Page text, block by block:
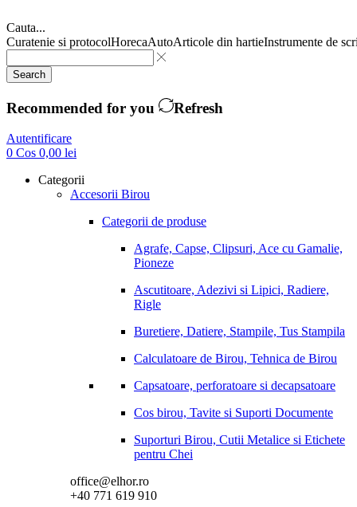
Cauta...
Curatenie si protocolHorecaAutoArticole din hartieInstrumente de
Search
Recommended for you Refresh
Autentificare
0 Cos 0,00 lei
Categorii
Accesorii Birou
Categorii de produse
Agrafe, Capse, Clipsuri, Ace cu Gamalie,
Pioneze
Ascutitoare, Adezivi si Lipici, Radiere,
Rigle
Buretiere, Datiere, Stampile, Tus Stampila
Calculatoare de Birou, Tehnica de Birou
Capsatoare, perforatoare si decapsatoare
Cos birou, Tavite si Suporti Documente
Suporturi Birou, Cutii Metalice si Etichete
pentru Chei
office@elhor.ro
+40 771 619 910